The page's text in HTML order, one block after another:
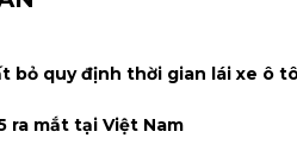
bỏ quy định thời gian lái xe ô
ra mắt tại Việt Nam